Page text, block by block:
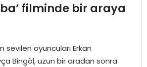
filminde bir araya
sevilen oyuncuları Erkan
Bingöl, uzun bir aradan sonra